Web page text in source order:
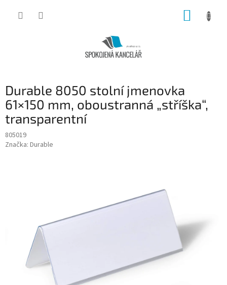
Durable 8050 stolní jmenovka
61×150 mm, oboustranná „stříška“,
transparentní
805019
Značka: Durable